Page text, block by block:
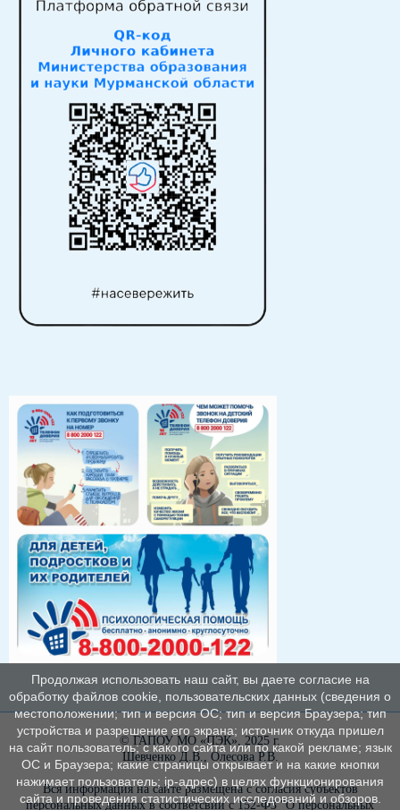
© ГАПОУ МО «ПЭК», 2025 г.
Шевченко Д.В., Олесова Р.В.
Вся информация на сайте размещена с согласия субъектов
персональных данных в соответсвии с 152-ФЗ "О персональных
Продолжая использовать наш сайт, вы даете согласие на
обработку файлов cookie, пользовательских данных (сведения о
местоположении; тип и версия ОС; тип и версия Браузера; тип
устройства и разрешение его экрана; источник откуда пришел
на сайт пользователь; с какого сайта или по какой рекламе; язык
ОС и Браузера; какие страницы открывает и на какие кнопки
нажимает пользователь; ip-адрес) в целях функционирования
сайта и проведения статистических исследований и обзоров.